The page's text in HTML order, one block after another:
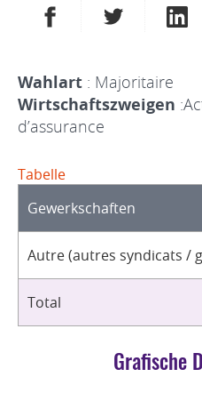
AUF FACEBOOK TEILEN
AUF
Wahlart : Majoritaire
Wirtschaftszweigen
d’assurance
Tabelle
Gewerkschaften
Autre (autres syndicats /
Total
Grafische